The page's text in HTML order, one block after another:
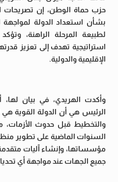
حزب حماة الوطن، إن تصريحات
بشأن استعداد الدولة لمواجهة
لطبيعة المرحلة الراهنة،
استراتيجية تهدف إلى تعزيز
الإقليمية والدولية.
وأكدت الهريدي، في بيان لها،
الرئيس هي أن الدولة القوية هي
والتخطيط قبل حدوث
السنوات الماضية على تطوير
مؤسساتها، وإنشاء آليات
جميع الجهات عند مواجهة أي